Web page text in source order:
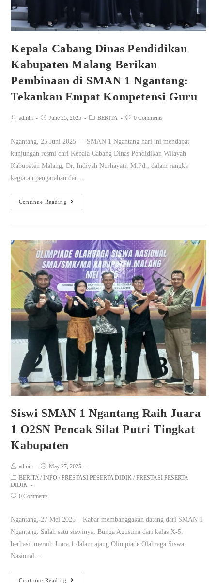
Kepala Cabang Dinas Pendidikan
Kabupaten Malang Berikan
Pembinaan di SMAN 1 Ngantang:
Tekankan Empat Kompetensi Guru
admin June 25, 2025 BERITA 0 Comments
Ngantang, 25 Juni 2025 — SMAN 1 Ngantang hari ini mendapat
kunjungan resmi dari Kepala Cabang Dinas Pendidikan Wilayah
Kabupaten Malang, Dr. Indiyah Nurhayati, M.Pd., dalam rangka
kegiatan pengarahan dan…
Continue Reading
Siswi SMAN 1 Ngantang Raih Juara
1 O2SN Pencak Silat Putri Tingkat
Kabupaten
admin
May 27, 2025
BERITA / INFO / PRESTASI PESERTA DIDIK / PRESTASI PESERTA
DIDIK
0 Comments
Ngantang, 27 Mei 2025 – Kabar membanggakan datang dari SMAN 1
Ngantang. Salah satu siswinya, Bunga Agustina dari kelas X-5,
berhasil meraih Juara 1 dalam ajang Olimpiade Olahraga Siswa
Nasional…
Continue Reading